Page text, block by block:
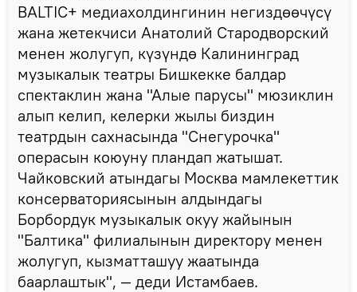
BALTIC+ медиахолдингинин негиздөөчүсү
жана жетекчиси Анатолий Стародворский
менен жолугуп, күзүндө Калининград
музыкалык театры Бишкекке балдар
спектаклин жана "Алые парусы" мюзиклин
алып келип, келерки жылы биздин
театрдын сахнасында "Снегурочка"
операсын коюуну пландап жатышат.
Чайковский атындагы Москва мамлекеттик
консерваториясынын алдындагы
Борбордук музыкалык окуу жайынын
"Балтика" филиалынын директору менен
жолугуп, кызматташуу жаатында
баарлаштык", — деди Истамбаев.